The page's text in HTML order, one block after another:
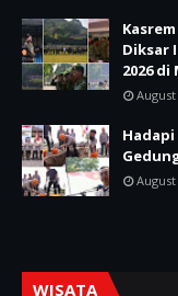
Diksar
2026 di
August
Hadapi
August
WISATA